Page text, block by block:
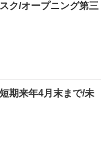
ク/オープニング第三
期来年4月末まで/未